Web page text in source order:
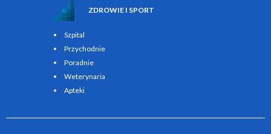
ZDROWIE I SPORT
Szpital
Przychodnie
Poradnie
Weterynaria
Apteki